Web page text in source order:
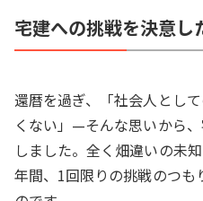
宅建への挑戦を決意し
還暦を過ぎ、「社会人とし
くない」—そんな思いから
しました。全く畑違いの未
年間、1回限りの挑戦のつも